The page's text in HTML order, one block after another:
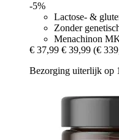
-5%
Lactose- &
Zonder
Menachinon
€ 37,99 € 39,99 (€
Bezorging uiterlijk op